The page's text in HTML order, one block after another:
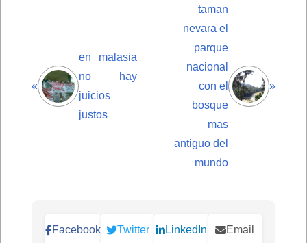
«
en malasia
no hay
juicios
justos
taman
nevara el
parque
nacional
con el
bosque
mas
antiguo del
mundo
»
Facebook Twitter LinkedIn Email